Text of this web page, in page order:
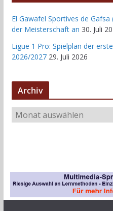
El Gawafel Sportives de Gafsa
der Meisterschaft an 30. Juli
Ligue 1 Pro: Spielplan der
2026/2027 29. Juli 2026
Archiv
r